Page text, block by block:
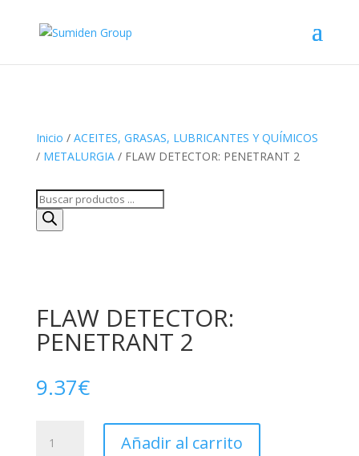
Inicio / ACEITES, GRASAS, LUBRICANTES Y QUÍMICOS
/ METALURGIA/ FLAW DETECTOR: PENETRANT 2
Búsqueda
de
productos
FLAW DETECTOR:
PENETRANT 2
9.37€
DETECTOR:
Añadir al carrito